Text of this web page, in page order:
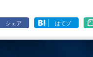
シェア はてブ